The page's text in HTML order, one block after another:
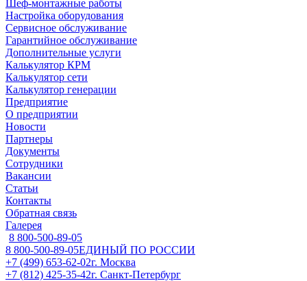
Шеф-монтажные работы
Настройка оборудования
Сервисное обслуживание
Гарантийное обслуживание
Дополнительные услуги
Калькулятор КРМ
Калькулятор сети
Калькулятор генерации
Предприятие
О предприятии
Новости
Партнеры
Документы
Сотрудники
Вакансии
Статьи
Контакты
Обратная связь
Галерея
8 800-500-89-05
8 800-500-89-05ЕДИНЫЙ ПО РОССИИ
+7 (499) 653-62-02г. Москва
+7 (812) 425-35-42г. Санкт-Петербург